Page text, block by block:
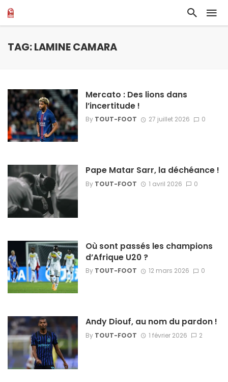
TAG: LAMINE CAMARA
Mercato : Des lions dans
l’incertitude !
By TOUT-FOOT 27 juillet 2026 0
Pape Matar Sarr, la déchéance !
By TOUT-FOOT 1 avril 2026 0
Où sont passés les champions
d’Afrique U20 ?
By TOUT-FOOT 12 mars 2026 0
Andy Diouf, au nom du pardon !
By TOUT-FOOT 1 février 2026 2